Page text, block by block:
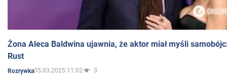
Żona Aleca Baldwina ujawnia, że aktor miał myśli
Rust
Rozrywka05.03.2025 11:02 3